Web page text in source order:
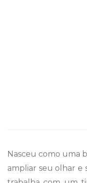
Nasceu como uma
ampliar seu olhar e